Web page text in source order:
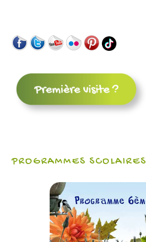
PROGRAMMES SCOLAIRES